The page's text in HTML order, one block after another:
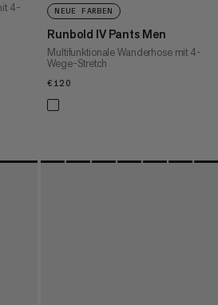
4-
NEUE FARBEN
Runbold IV Pants Men
Multifunktionale Wanderhose mit 4-
Wege-Stretch
€120